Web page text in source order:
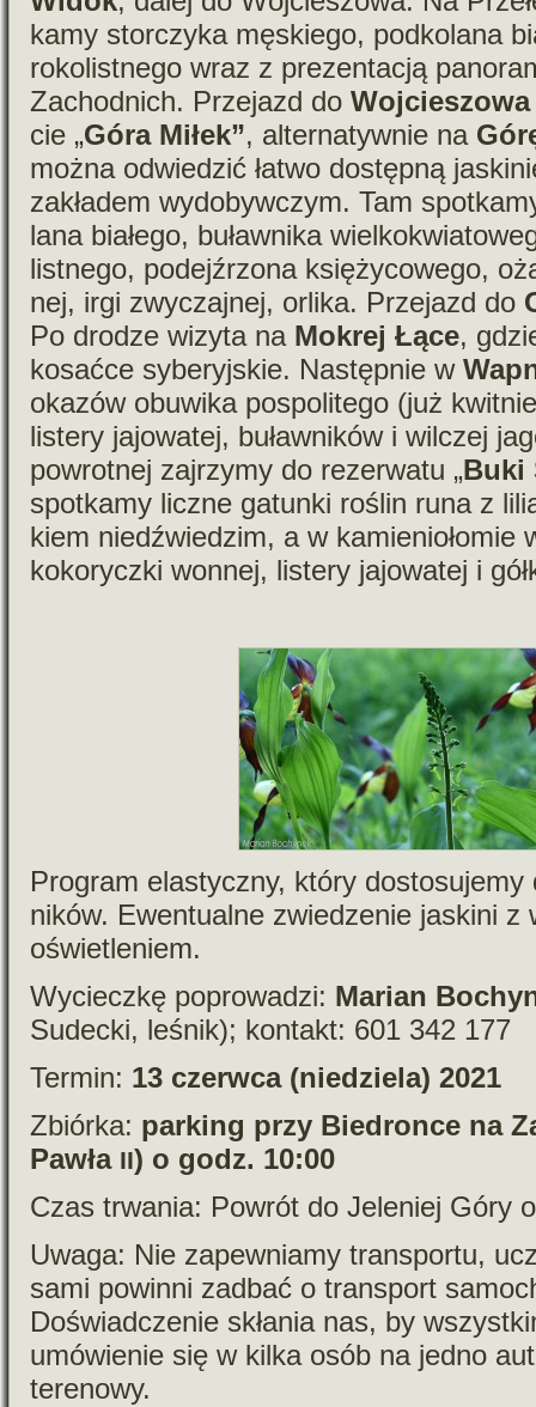
kamy stor­czyka męskiego, pod­ko­lana
ro­ko­list­nego wraz z pre­zen­ta­cją
Zachodnich. Przejazd do Wojcieszowa
cie „Góra Miłek”, alter­na­tyw­nie na
można odwie­dzić łatwo dostępną
zakła­dem wydo­byw­czym. Tam
lana bia­łego, buław­nika
list­nego, podej­źrzona księ­ży­co­wego,
nej, irgi zwy­czaj­nej, orlika. Przejazd do
Po dro­dze wizyta na Mokrej Łące,
kosaćce sybe­ryj­skie. Następnie w
oka­zów obu­wika pospo­li­tego (już
listery jajo­wa­tej, buław­ni­ków i wil­czej
powrot­nej zaj­rzymy do rezer­watu „Buki
spo­tkamy liczne gatunki roślin runa z
kiem niedź­wie­dzim, a w kamie­nio­ło­mie
koko­ryczki won­nej, listery jajo­wa­tej i
Program ela­styczny, który
ni­ków. Ewentualne zwie­dze­nie jaskini z
oświetleniem.
Wycieczkę popro­wa­dzi: Marian
Sudecki, leśnik); kon­takt: 601 342 177
Termin: 13 czerwca (nie­dziela) 2021
Zbiórka: par­king przy Biedronce na
Pawła II) o godz. 10:00
Czas trwa­nia: Powrót do Jeleniej Góry
Uwaga: Nie zapew­niamy trans­portu,
sami powinni zadbać o trans­port
Doświadczenie skła­nia nas, by
umó­wie­nie się w kilka osób na jedno
terenowy.